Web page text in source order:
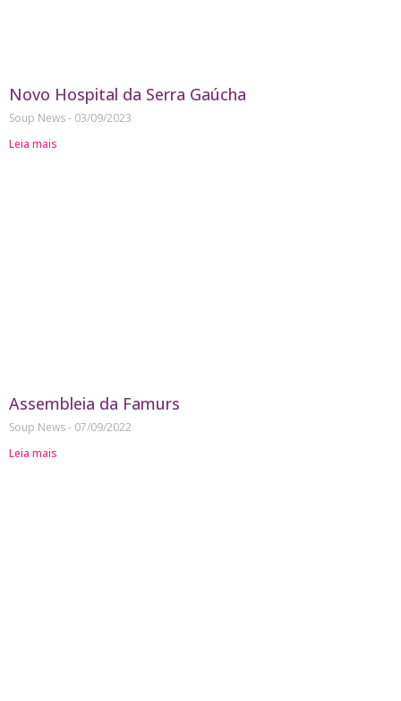
Novo Hospital da Serra Gaúcha
Soup News
03/09/2023
Leia mais
Assembleia da Famurs
Soup News
07/09/2022
Leia mais